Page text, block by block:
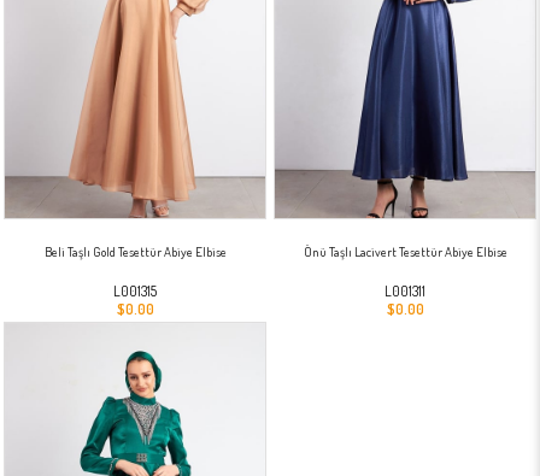
Beli Taşlı Gold Tesettür Abiye Elbise
L001315
$0.00
Önü Taşlı Lacivert Tesettür Abiye Elbise
L001311
$0.00